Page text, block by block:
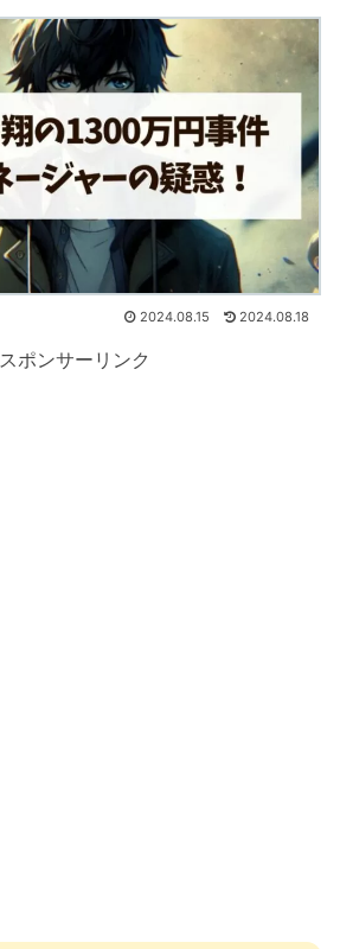
2024.08.15 2024.08.18
スポンサーリンク